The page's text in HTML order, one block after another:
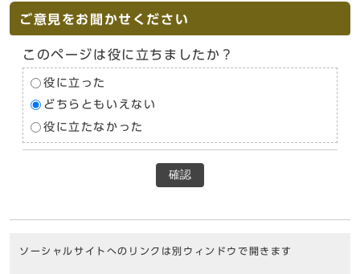
ご意見をお聞かせください
このページは役に立ちましたか？
役に立った
どちらともいえない
役に立たなかった
確認
ソーシャルサイトへのリンクは別ウィンドウで開きます